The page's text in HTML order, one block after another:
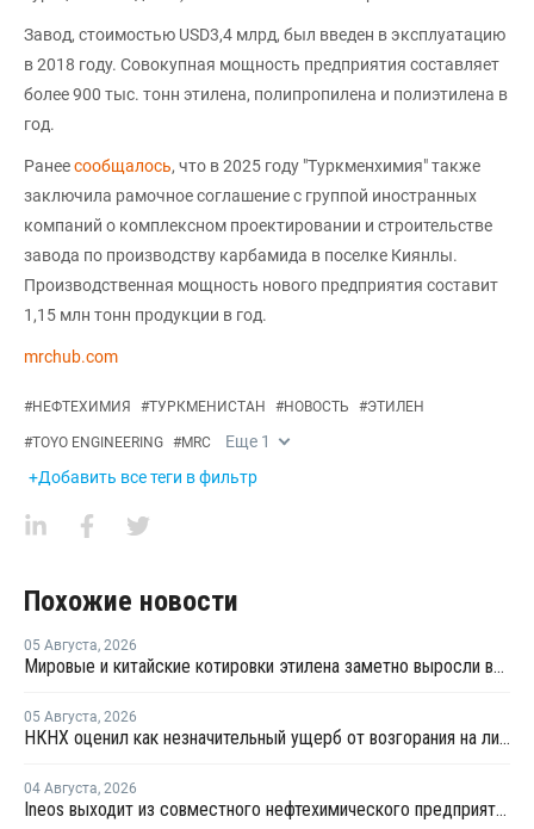
Завод, стоимостью USD3,4 млрд, был введен в эксплуатацию
в 2018 году. Совокупная мощность предприятия составляет
более 900 тыс. тонн этилена, полипропилена и полиэтилена в
год.
Ранеесообщалось, что в 2025 году "Туркменхимия" также
заключила рамочное соглашение с группой иностранных
компаний о комплексном проектировании и строительстве
завода по производству карбамида в поселке Киянлы.
Производственная мощность нового предприятия составит
1,15 млн тонн продукции в год.
mrchub.com
#НЕФТЕХИМИЯ #ТУРКМЕНИСТАН #НОВОСТЬ #ЭТИЛЕН
#TOYO ENGINEERING #MRC Еще 1
+Добавить все теги в фильтр
Похожие новости
05 Августа, 2026
Мировые и китайские котировки этилена заметно выросли во второй половине июля
05 Августа, 2026
НКНХ оценил как незначительный ущерб от возгорания на линии полистирола
04 Августа, 2026
Ineos выходит из совместного нефтехимического предприятия с Sinopec